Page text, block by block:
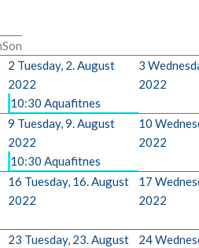
Son
2 Tuesday, 2. August
2022
10:30 Aquafitnes
3
2022
9 Tuesday, 9. August
2022
10:30 Aquafitnes
10
2022
16 Tuesday, 16. August
2022
17
2022
23 Tuesday, 23. August
24